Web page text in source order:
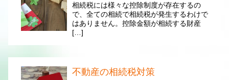
相続税には様々な控除制度が存在するの
で、全ての相続で相続税が発生するわけで
はありません。控除金額が相続する財産
[…]
不動産の相続税対策